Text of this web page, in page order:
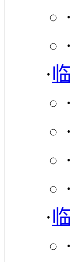
·
·
·
·
·
·
·
·
·